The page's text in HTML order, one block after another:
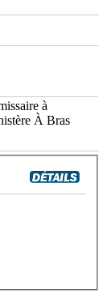
à
À Bras